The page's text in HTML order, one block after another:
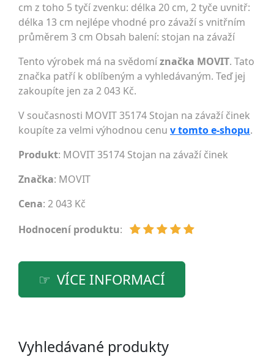
cm z toho 5 tyčí zvenku: délka 20 cm, 2 tyče uvnitř:
délka 13 cm nejlépe vhodné pro závaží s vnitřním
průměrem 3 cm Obsah balení: stojan na závaží
Tento výrobek má na svědomíznačka MOVIT. Tato
značka patří k oblíbeným a vyhledávaným. Teď jej
zakoupíte jen za 2 043 Kč.
V současnosti MOVIT 35174 Stojan na závaží činek
koupíte za velmi výhodnou cenu v tomto e-shopu.
Produkt: MOVIT 35174 Stojan na závaží činek
Značka: MOVIT
Cena: 2 043 Kč
Hodnocení produktu:
VÍCE INFORMACÍ
Vyhledávané produkty